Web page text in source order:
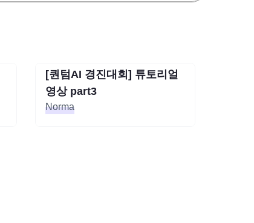
종료
[퀀텀AI 경진대회] 튜토리얼
영상 part3
Norma
[퀀텀AI 경진대회] 튜토리얼
영상 part3
Norma